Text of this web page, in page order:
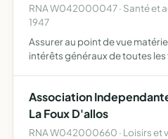
RNA W042000047 · Santé et
1947
Assurer au point de vue
intérêts généraux de toutes
Association
La Foux D'allos
RNA W042000660 · Loisirs et